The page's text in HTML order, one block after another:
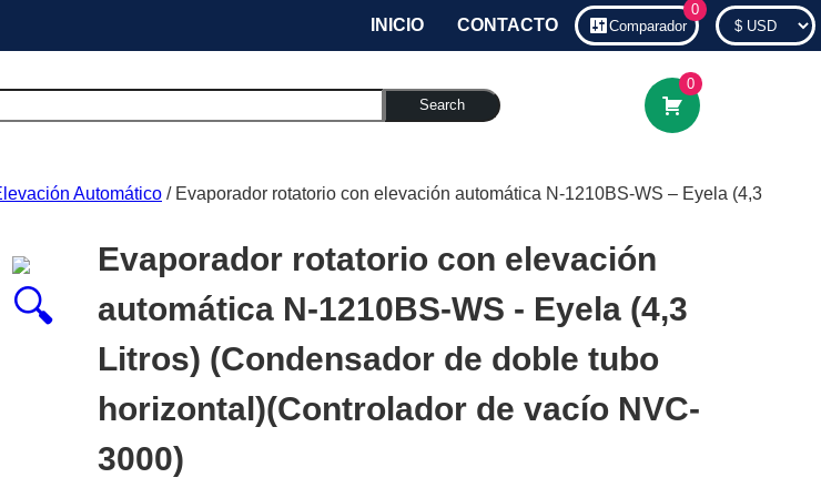
INICIO CONTACTO
0
Comparador
Search
0
Automático / Evaporador rotatorio con elevación automática N-1210BS-WS – Eyela (4,3
Evaporador rotatorio con elevación
automática N-1210BS-WS - Eyela (4,3
Litros) (Condensador de doble tubo
horizontal)(Controlador de vacío NVC-
3000)